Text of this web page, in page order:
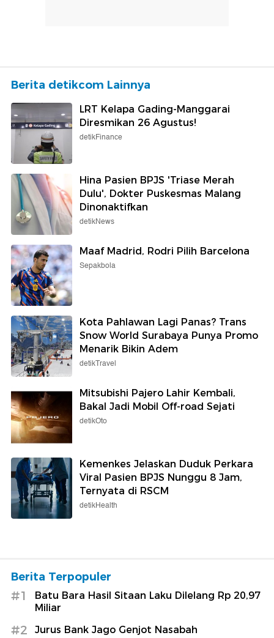
Berita detikcom Lainnya
LRT Kelapa Gading-Manggarai
Diresmikan 26 Agustus!
detikFinance
Hina Pasien BPJS 'Triase Merah
Dulu', Dokter Puskesmas Malang
Dinonaktifkan
detikNews
Maaf Madrid, Rodri Pilih Barcelona
Sepakbola
Kota Pahlawan Lagi Panas? Trans
Snow World Surabaya Punya Promo
Menarik Bikin Adem
detikTravel
Mitsubishi Pajero Lahir Kembali,
Bakal Jadi Mobil Off-road Sejati
detikOto
Kemenkes Jelaskan Duduk Perkara
Viral Pasien BPJS Nunggu 8 Jam,
Ternyata di RSCM
detikHealth
Berita Terpopuler
#1
Batu Bara Hasil Sitaan Laku Dilelang Rp 20,97
Miliar
#2 Jurus Bank Jago Genjot Nasabah